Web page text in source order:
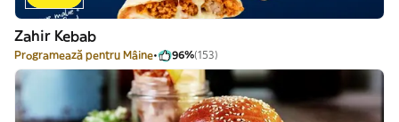
Zahir Kebab
Programează pentru Mâine 96%(153)